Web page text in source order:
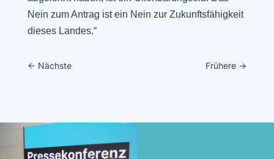
Nein zum Antrag ist ein Nein zur Zukunftsfähigkeit
dieses Landes.“
← Nächste Frühere →